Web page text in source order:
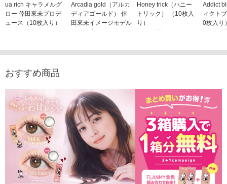
ua rich キャラメルグ
ロー 倖田來未プロデ
ュース（10枚入り）
Arcadia gold（アルカ
ディアゴールド） 倖
田來未イメージモデル
（10枚入り）
Honey trick（ハニー
トリック） （10枚入
り）
Addict
ィクト
0枚入り
おすすめ商品